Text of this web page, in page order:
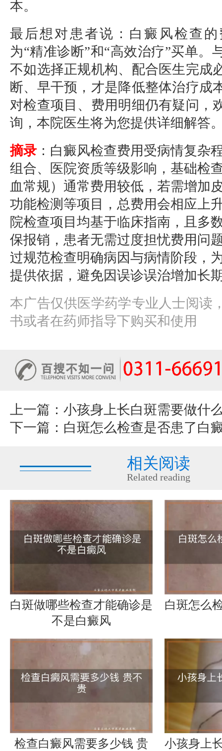
本。
最后想对患者说：白癜风检查
为“精准诊断”和“高效治疗”买单。
不如选择正规机构、配合医生完成
断、早干预，才是降低整体治疗成
对检查项目、费用明细仍有疑问，
询，本院医生将为您提供详细解答
摘录 ：白癜风检查费用受病情复杂
组合、医院资质等级影响，基础检
血常规）通常费用较低，若需增加
功能检测等项目，总费用会相应上
院检查项目均基于临床指南，且多
保报销，患者无需过度担忧费用问
过规范检查明确病因与病情阶段，
提供依据，避免因误诊误治增加长
本广告仅供医学药学专业人士阅读
书或者在药师指导下购买和使用
上一篇： 小孩身上长白斑需要做什
下一篇： 白斑怎么检查是否患了白
相关阅读
Related reading
白斑做哪些检查才能确诊是
不是白癜风
白斑怎么
检查白癜风需要多少钱 贵 小孩身上